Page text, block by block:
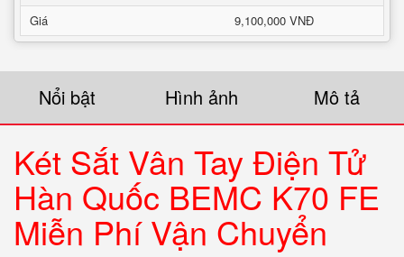
Giá
9,100,000 VNĐ
Nổi bật Hình ảnh Mô tả
Két Sắt Vân Tay Điện Tử
Hàn Quốc BEMC K70 FE
Miễn Phí Vận Chuyển